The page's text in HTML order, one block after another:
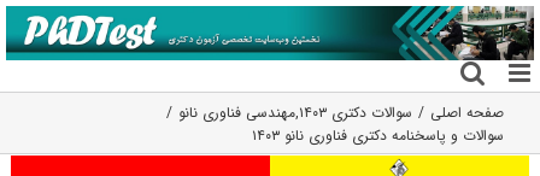
رفتن
به
محتوا
صفحه اصلی سوالات دکتری ۱۴۰۳ ,مهندسی فناوری نانو
سوالات و پاسخنامه دکتری فناوری نانو ۱۴۰۳